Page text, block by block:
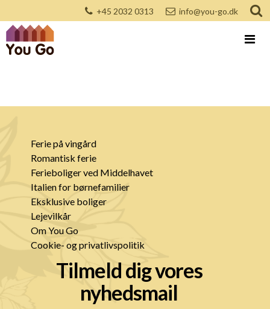
+45 2032 0313 info@you-go.dk
Ferie på vingård
Romantisk ferie
Ferieboliger ved Middelhavet
Italien for børnefamilier
Eksklusive boliger
Lejevilkår
Om You Go
Cookie- og privatlivspolitik
Tilmeld dig vores
nyhedsmail